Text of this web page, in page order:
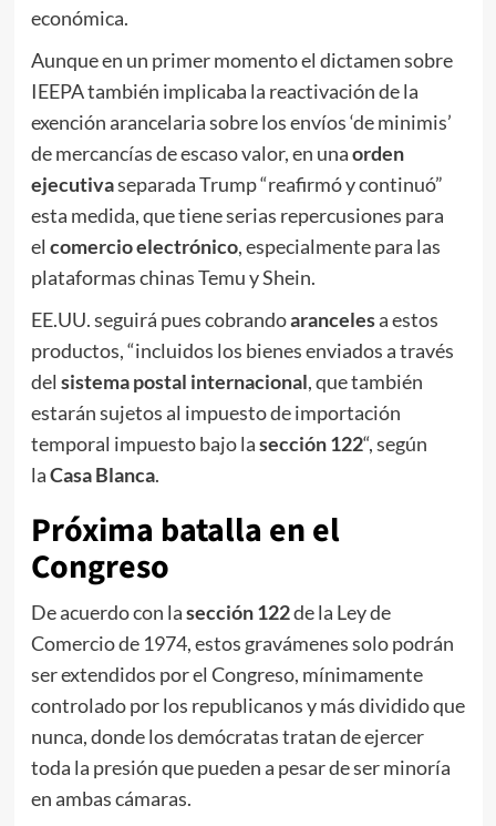
económica.
Aunque en un primer momento el dictamen sobre
IEEPA también implicaba la reactivación de la
exención arancelaria sobre los envíos ‘de minimis’
de mercancías de escaso valor, en unaorden
ejecutivaseparada Trump “reafirmó y continuó”
esta medida, que tiene serias repercusiones para
el comercio electrónico, especialmente para las
plataformas chinas Temu y Shein.
EE.UU. seguirá pues cobrandoarancelesa estos
productos, “incluidos los bienes enviados a través
del sistema postal internacional, que también
estarán sujetos al impuesto de importación
temporal impuesto bajo lasección 122“, según
laCasa Blanca.
Próxima batalla en el
Congreso
De acuerdo con lasección 122de la Ley de
Comercio de 1974, estos gravámenes solo podrán
ser extendidos por el Congreso, mínimamente
controlado por los republicanos y más dividido que
nunca, donde los demócratas tratan de ejercer
toda la presión que pueden a pesar de ser minoría
en ambas cámaras.